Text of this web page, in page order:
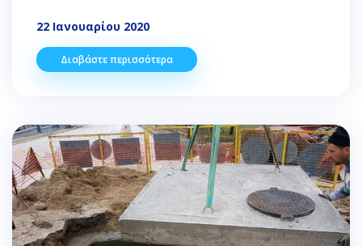
22 Ιανουαρίου 2020
Διαβάστε περισσότερα